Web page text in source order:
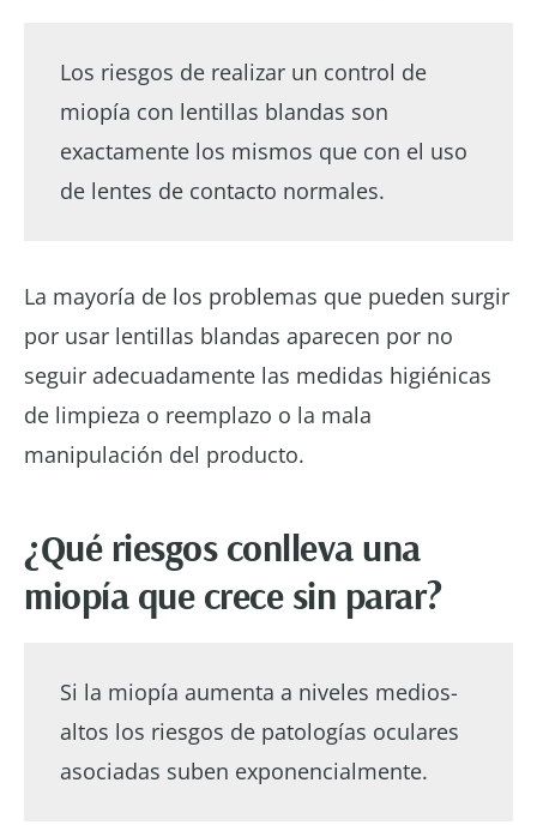
Los riesgos de realizar un control de
miopía con lentillas blandas son
exactamente los mismos que con el uso
de lentes de contacto normales.
La mayoría de los problemas que pueden surgir
por usar lentillas blandas aparecen por no
seguir adecuadamente las medidas higiénicas
de limpieza o reemplazo o la mala
manipulación del producto.
¿Qué riesgos conlleva una
miopía que crece sin parar?
Si la miopía aumenta a niveles medios-
altos los riesgos de patologías oculares
asociadas suben exponencialmente.